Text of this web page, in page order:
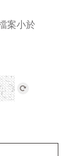
案小於